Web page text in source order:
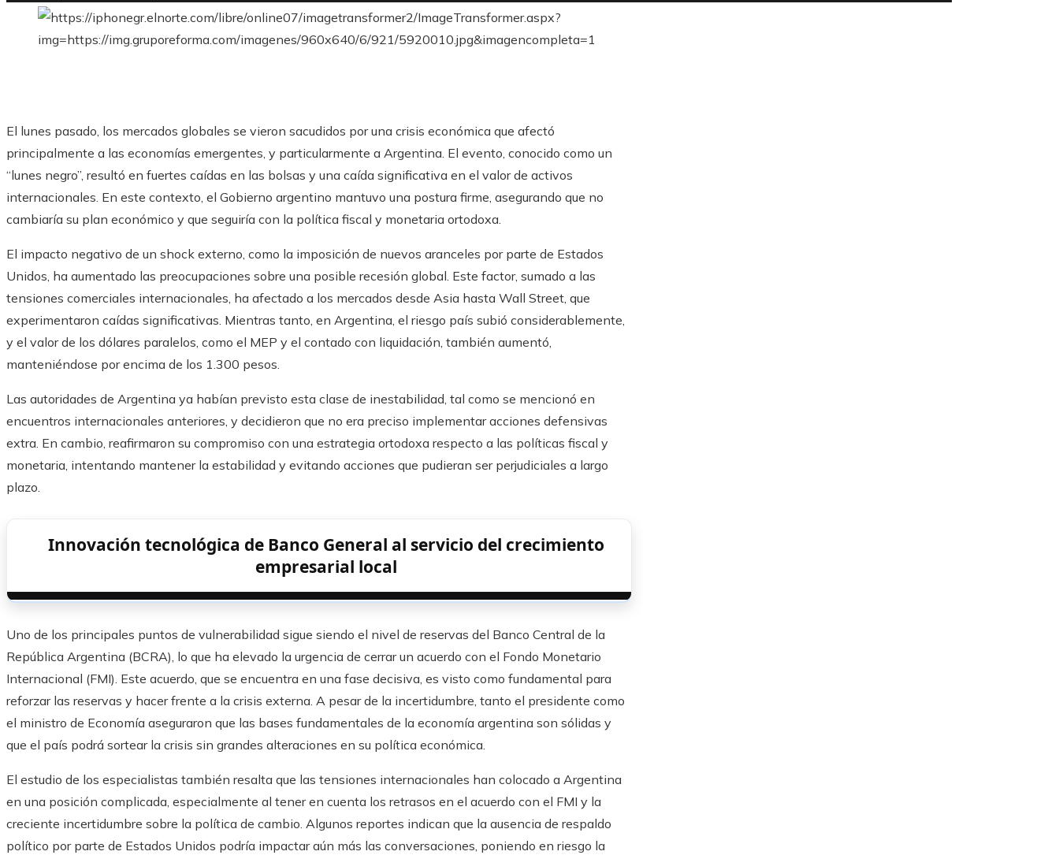
El lunes pasado, los mercados globales se vieron sacudidos por una crisis económica que afectó
principalmente a las economías emergentes, y particularmente a Argentina. El evento, conocido como un
“lunes negro”, resultó en fuertes caídas en las bolsas y una caída significativa en el valor de activos
internacionales. En este contexto, el Gobierno argentino mantuvo una postura firme, asegurando que no
cambiaría su plan económico y que seguiría con la política fiscal y monetaria ortodoxa.
El impacto negativo de un shock externo, como la imposición de nuevos aranceles por parte de Estados
Unidos, ha aumentado las preocupaciones sobre una posible recesión global. Este factor, sumado a las
tensiones comerciales internacionales, ha afectado a los mercados desde Asia hasta Wall Street, que
experimentaron caídas significativas. Mientras tanto, en Argentina, el riesgo país subió considerablemente,
y el valor de los dólares paralelos, como el MEP y el contado con liquidación, también aumentó,
manteniéndose por encima de los 1.300 pesos.
Las autoridades de Argentina ya habían previsto esta clase de inestabilidad, tal como se mencionó en
encuentros internacionales anteriores, y decidieron que no era preciso implementar acciones defensivas
extra. En cambio, reafirmaron su compromiso con una estrategia ortodoxa respecto a las políticas fiscal y
monetaria, intentando mantener la estabilidad y evitando acciones que pudieran ser perjudiciales a largo
plazo.
Innovación tecnológica de Banco General al servicio del crecimiento
empresarial local
Uno de los principales puntos de vulnerabilidad sigue siendo el nivel de reservas del Banco Central de la
República Argentina (BCRA), lo que ha elevado la urgencia de cerrar un acuerdo con el Fondo Monetario
Internacional (FMI). Este acuerdo, que se encuentra en una fase decisiva, es visto como fundamental para
reforzar las reservas y hacer frente a la crisis externa. A pesar de la incertidumbre, tanto el presidente como
el ministro de Economía aseguraron que las bases fundamentales de la economía argentina son sólidas y
que el país podrá sortear la crisis sin grandes alteraciones en su política económica.
El estudio de los especialistas también resalta que las tensiones internacionales han colocado a Argentina
en una posición complicada, especialmente al tener en cuenta los retrasos en el acuerdo con el FMI y la
creciente incertidumbre sobre la política de cambio. Algunos reportes indican que la ausencia de respaldo
político por parte de Estados Unidos podría impactar aún más las conversaciones, poniendo en riesgo la